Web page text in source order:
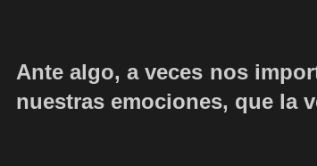
Ante algo, a veces nos
nuestras emociones, que la